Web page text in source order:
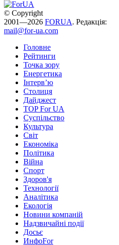
© Copyright
2001—2026 FORUA. Редакція:
mail@for-ua.com
Головне
Рейтинги
Точка зору
Енергетика
Інтерв’ю
Столиця
Дайджест
TOP For UA
Суспiльство
Культура
Світ
Економіка
Політика
Війна
Спорт
Здоров'я
Технології
Аналітика
Екологія
Новини компаній
Надзвичайні події
Досьє
ИнфоFor